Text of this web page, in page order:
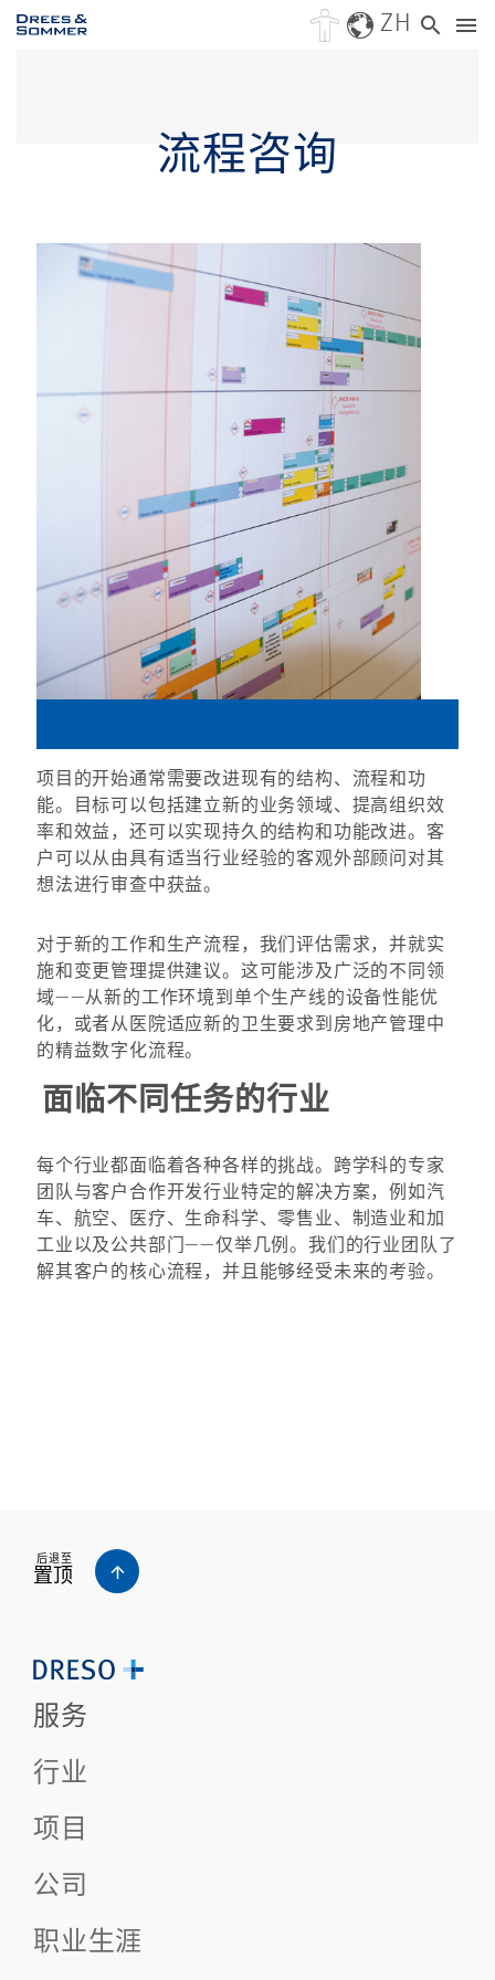
ZH
流程咨询
项目的开始通常需要改进现有的结构、流程和功
能。目标可以包括建立新的业务领域、提高组织效
率和效益，还可以实现持久的结构和功能改进。客
户可以从由具有适当行业经验的客观外部顾问对其
想法进行审查中获益。
对于新的工作和生产流程，我们评估需求，并就实
施和变更管理提供建议。这可能涉及广泛的不同领
域——从新的工作环境到单个生产线的设备性能优
化，或者从医院适应新的卫生要求到房地产管理中
的精益数字化流程。
面临不同任务的行业
每个行业都面临着各种各样的挑战。跨学科的专家
团队与客户合作开发行业特定的解决方案，例如汽
车、航空、医疗、生命科学、零售业、制造业和加
工业以及公共部门——仅举几例。我们的行业团队了
解其客户的核心流程，并且能够经受未来的考验。
后退至
置顶
服务
行业
项目
公司
职业生涯